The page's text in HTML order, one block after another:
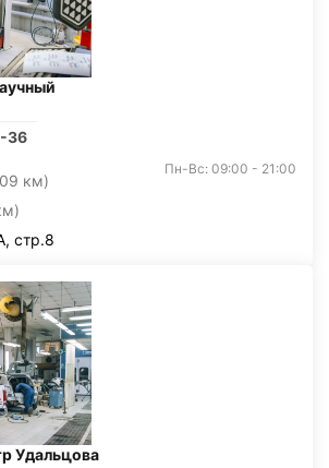
36
км)
Пн-Вс: 09:00 - 21:00
стр.8
Удальцова